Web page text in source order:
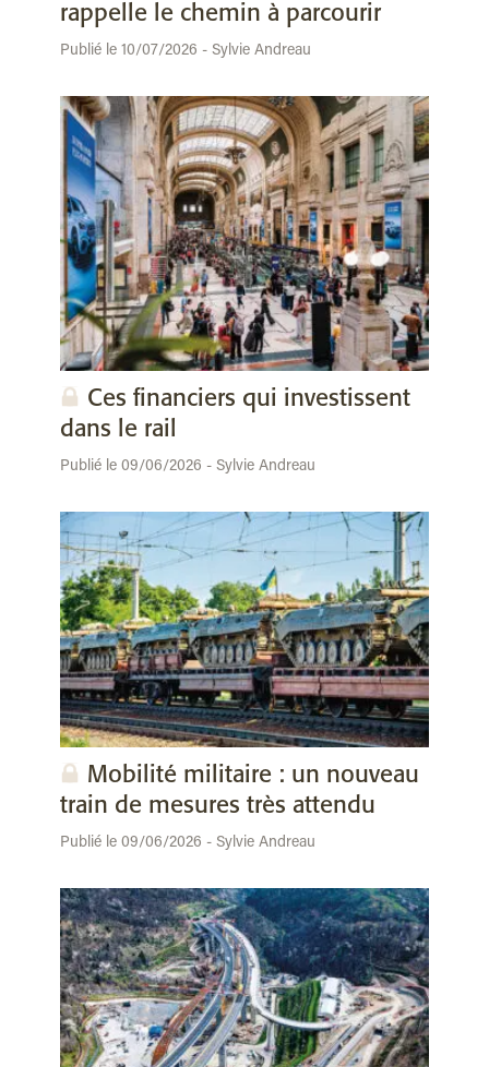
rappelle le chemin à parcourir
Publié le 10/07/2026 - Sylvie Andreau
Ces financiers qui investissent
dans le rail
Publié le 09/06/2026 - Sylvie Andreau
Mobilité militaire : un nouveau
train de mesures très attendu
Publié le 09/06/2026 - Sylvie Andreau